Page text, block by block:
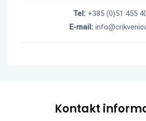
Tel: +385 (0)51 455
E-mail:
Kontakt